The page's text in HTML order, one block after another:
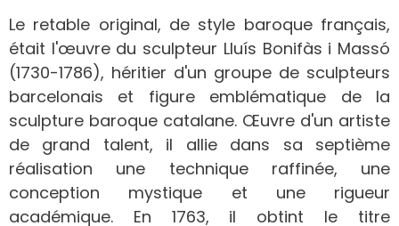
Le retable original, de style baroque français,
était l'œuvre du sculpteur Lluís Bonifàs i Massó
(1730-1786), héritier d'un groupe de sculpteurs
barcelonais et figure emblématique de la
sculpture baroque catalane. Œuvre d'un artiste
de grand talent, il allie dans sa septième
réalisation une technique raffinée, une
conception mystique et une rigueur
académique. En 1763, il obtint le titre